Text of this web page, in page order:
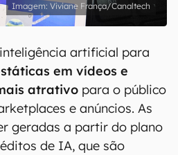
Viviane França/Canaltech
artificial para
em vídeos e
atrativo para o público
e anúncios. As
geradas a partir do plano
de IA, que são